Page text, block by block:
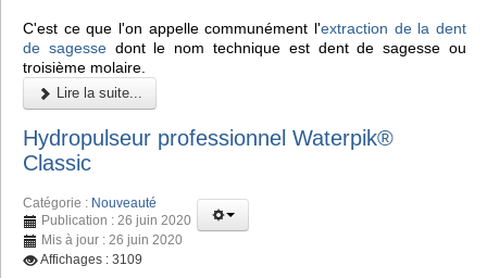
C'est ce que l'on appelle communément l'extraction de la dent
de sagessedont le nom technique est dent de sagesse ou
troisième molaire.
Lire la suite...
Hydropulseur professionnel Waterpik®
Classic
Catégorie : Nouveauté
Publication : 26 juin 2020
Mis à jour : 26 juin 2020
Affichages : 3109